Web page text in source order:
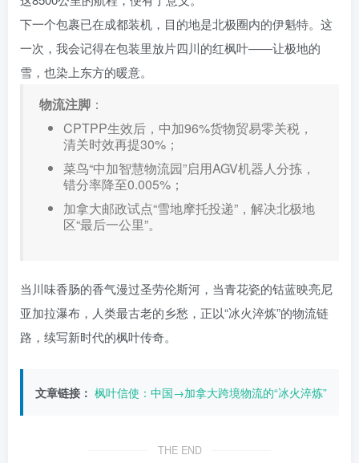
下一个包裹已在成都装机，目的地是北极圈内的伊魁特。这
一次，我会记得在包装里放片四川的红枫叶——让极地的
雪，也染上东方的暖意。
物流注脚 ：
CPTPP生效后，中加96%货物贸易零关税，
清关时效再提30%；
菜鸟“中加智慧物流园”启用AGV机器人分拣，
错分率降至0.005%；
加拿大邮政试点“雪地摩托投递”，解决北极地
区“最后一公里”。
当川味香肠的香气漫过圣劳伦斯河，当青花瓷的钴蓝映亮尼
亚加拉瀑布，人类最古老的乡愁，正以“冰火淬炼”的物流链
路，续写新时代的枫叶传奇。
文章链接： 枫叶信使：中国→加拿大跨境物流的“冰火淬炼”
THE END